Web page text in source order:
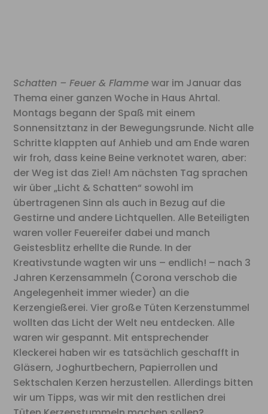
Schatten – Feuer & Flamme war im Januar das
Thema einer ganzen Woche in Haus Ahrtal.
Montags begann der Spaß mit einem
Sonnensitztanz in der Bewegungsrunde. Nicht alle
Schritte klappten auf Anhieb und am Ende waren
wir froh, dass keine Beine verknotet waren, aber:
der Weg ist das Ziel! Am nächsten Tag sprachen
wir über „Licht & Schatten“ sowohl im
übertragenen Sinn als auch in Bezug auf die
Gestirne und andere Lichtquellen. Alle Beteiligten
waren voller Feuereifer dabei und manch
Geistesblitz erhellte die Runde. In der
Kreativstunde wagten wir uns – endlich! – nach 3
Jahren Kerzensammeln (Corona verschob die
Angelegenheit immer wieder) an die
Kerzengießerei. Vier große Tüten Kerzenstummel
wollten das Licht der Welt neu entdecken. Alle
waren wir gespannt. Mit entsprechender
Kleckerei haben wir es tatsächlich geschafft in
Gläsern, Joghurtbechern, Papierrollen und
Sektschalen Kerzen herzustellen. Allerdings bitten
wir um Tipps, was wir mit den restlichen drei